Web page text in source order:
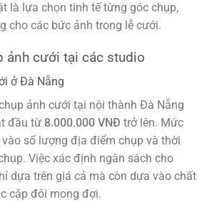
là lựa chọn tinh tế từng góc chụp,
cho các bức ảnh trong lễ cưới.
ảnh cưới tại các studio
ở Đà Nẵng
ảnh cưới tại nội thành Đà Nẵng
đầu từ 8.000.000 VNĐ trở lên. Mức
số lượng địa điểm chụp và thời
Việc xác định ngân sách cho
dựa trên giá cả mà còn dựa vào chất
cặp đôi mong đợi.